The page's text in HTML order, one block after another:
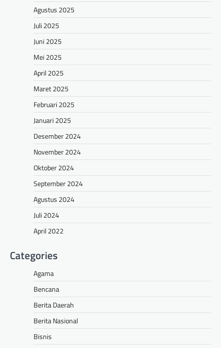
Agustus 2025
Juli 2025
Juni 2025
Mei 2025
April 2025
Maret 2025
Februari 2025
Januari 2025
Desember 2024
November 2024
Oktober 2024
September 2024
Agustus 2024
Juli 2024
April 2022
Categories
Agama
Bencana
Berita Daerah
Berita Nasional
Bisnis